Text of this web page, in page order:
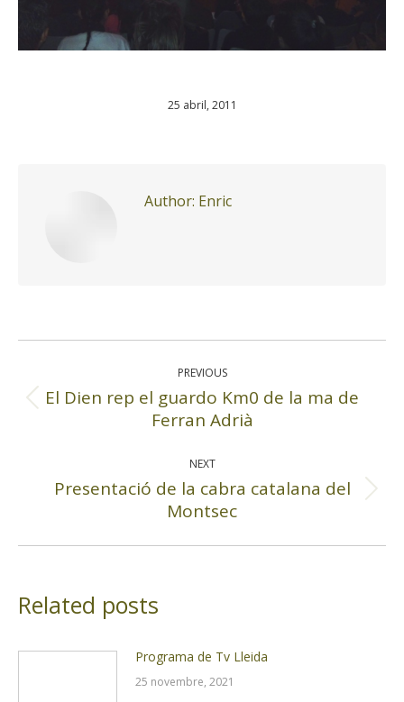
25 abril, 2011
Author: Enric
Post
PREVIOUS
Previous
post:
El Dien rep el guardo Km0 de la ma de
Ferran Adrià
NEXT
Next
post:
Presentació de la cabra catalana del
Montsec
Related posts
Programa de Tv Lleida
25 novembre, 2021